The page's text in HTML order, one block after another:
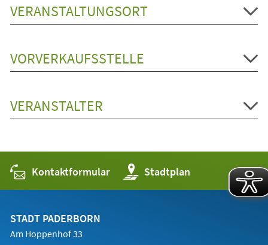
VERANSTALTUNGSORT
VORVERKAUFSSTELLE
VERANSTALTER
Kontaktformular Stadtplan
(Öffnet
in
einem
STADT PADERBORN
Am Hoppenhof 33